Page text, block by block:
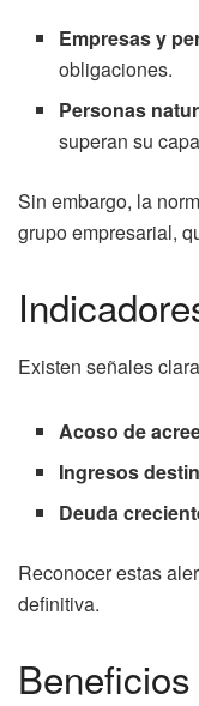
Empresas y
obligaciones.
Personas
superan su
Sin embargo, la
grupo empresarial,
Existen señales
Acoso de
Ingresos
Deuda
Reconocer estas
definitiva.